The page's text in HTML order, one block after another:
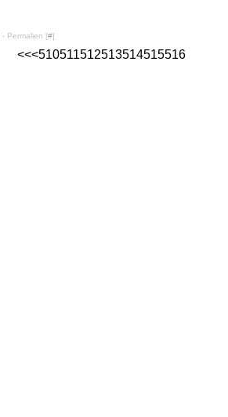
- Permalien [#]
<<< 500
510511512513514515516